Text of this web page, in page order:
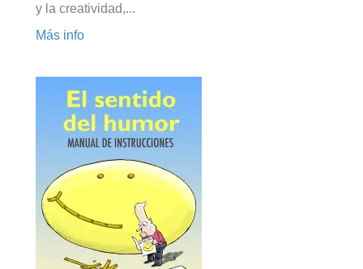
y la creatividad,...
Más info